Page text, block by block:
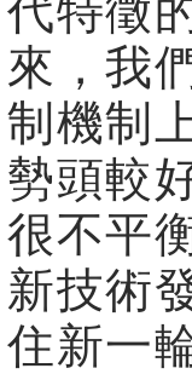
代特徵
來，我
制機制
勢頭較
很不平
新技術
住新一